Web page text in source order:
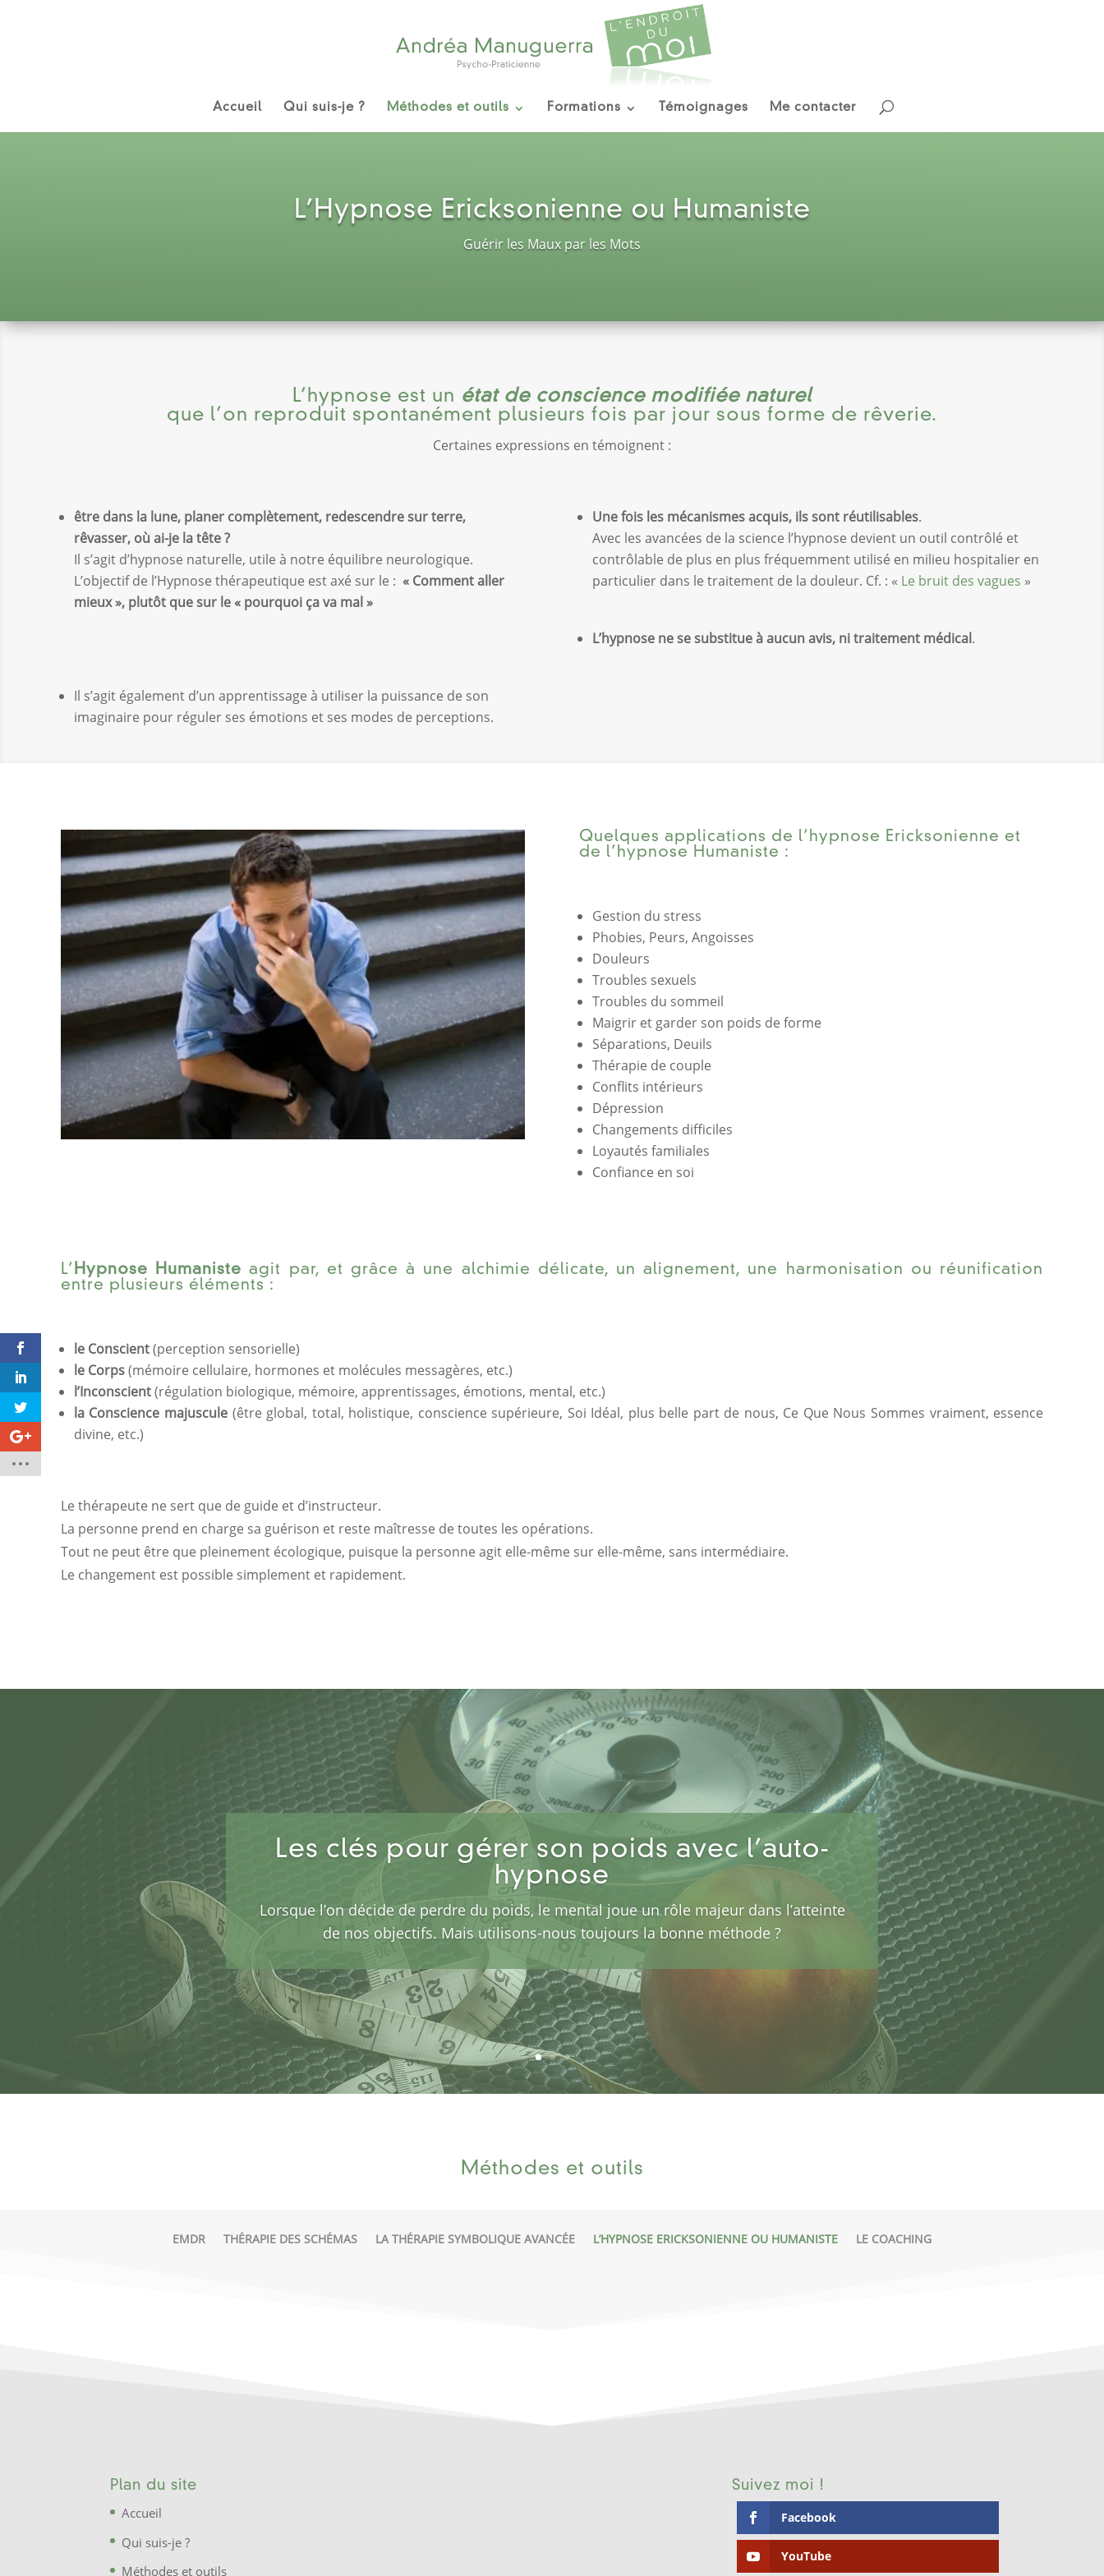
Accueil Qui suis-je ? Méthodes et outils Formations Témoignages Me contacter
L’Hypnose Ericksonienne ou Humaniste
Guérir les Maux par les Mots
L’hypnose est un état de conscience modifiée naturel
que l’on reproduit spontanément plusieurs fois par jour sous forme de rêverie.
Certaines expressions en témoignent :
être dans la lune, planer complètement, redescendre sur terre,
rêvasser, où ai-je la tête ?
Il s’agit d’hypnose naturelle, utile à notre équilibre neurologique.
L’objectif de l’Hypnose thérapeutique est axé sur le : « Comment aller
mieux », plutôt que sur le « pourquoi ça va mal »
Il s’agit également d’un apprentissage à utiliser la puissance de son
imaginaire pour réguler ses émotions et ses modes de perceptions.
Une fois les mécanismes acquis, ils sont réutilisables.
Avec les avancées de la science l’hypnose devient un outil contrôlé et
contrôlable de plus en plus fréquemment utilisé en milieu hospitalier en
particulier dans le traitement de la douleur. Cf. : « Le bruit des vagues »
L’hypnose ne se substitue à aucun avis, ni traitement médical.
Quelques applications de l’hypnose Ericksonienne et
de l’hypnose Humaniste :
Gestion du stress
Phobies, Peurs, Angoisses
Douleurs
Troubles sexuels
Troubles du sommeil
Maigrir et garder son poids de forme
Séparations, Deuils
Thérapie de couple
Conflits intérieurs
Dépression
Changements difficiles
Loyautés familiales
Confiance en soi
L’ Hypnose Humaniste agit par, et grâce à une alchimie délicate, un alignement, une harmonisation ou réunification
entre plusieurs éléments :
le Conscient(perception sensorielle)
le Corps(mémoire cellulaire, hormones et molécules messagères, etc.)
l’Inconscient(régulation biologique, mémoire, apprentissages, émotions, mental, etc.)
la Conscience majuscule(être global, total, holistique, conscience supérieure, Soi Idéal, plus belle part de nous, Ce Que Nous Sommes vraiment, essence
divine, etc.)
Le thérapeute ne sert que de guide et d’instructeur.
La personne prend en charge sa guérison et reste maîtresse de toutes les opérations.
Tout ne peut être que pleinement écologique, puisque la personne agit elle-même sur elle-même, sans intermédiaire.
Le changement est possible simplement et rapidement.
Les clés pour gérer son poids avec l’auto-
hypnose
Lorsque l’on décide de perdre du poids, le mental joue un rôle majeur dans l’atteinte
de nos objectifs. Mais utilisons-nous toujours la bonne méthode ?
Méthodes et outils
EMDR THÉRAPIE DES SCHÉMAS LA THÉRAPIE SYMBOLIQUE AVANCÉE L’HYPNOSE ERICKSONIENNE OU HUMANISTE LE COACHING
Plan du site
Accueil
Qui suis-je ?
Méthodes et outils
Suivez moi !
Facebook
YouTube